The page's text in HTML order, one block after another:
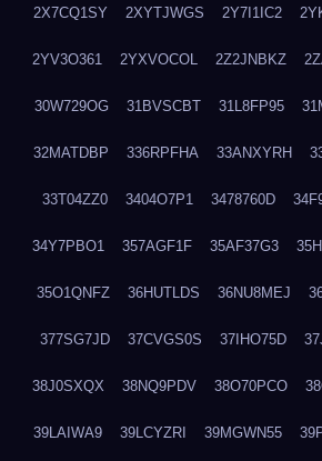
2X7CQ1SY 2XYTJWGS 2Y7I1IC2
2YV3O361 2YXVOCOL 2Z2JNBKZ
30W729OG 31BVSCBT 31L8FP95
32MATDBP 336RPFHA 33ANXYRH
33T04ZZ0 3404O7P1 3478760D
34Y7PBO1 357AGF1F 35AF37G3
35O1QNFZ 36HUTLDS 36NU8MEJ
377SG7JD 37CVGS0S 37IHO75D
38J0SXQX 38NQ9PDV 38O70PCO
39LAIWA9 39LCYZRI 39MGWN55